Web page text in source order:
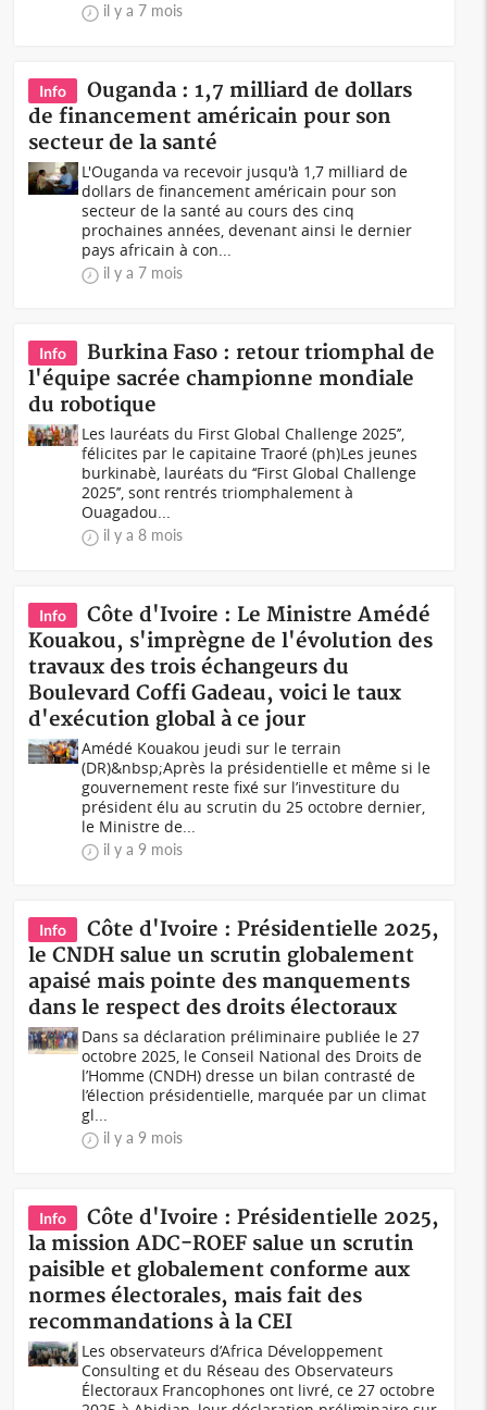
il y a 7 mois
Info
Ouganda : 1,7 milliard de dollars
de financement américain pour son
secteur de la santé
L'Ouganda va recevoir jusqu'à 1,7 milliard de
dollars de financement américain pour son
secteur de la santé au cours des cinq
prochaines années, devenant ainsi le dernier
pays africain à con...
il y a 7 mois
Info
Burkina Faso : retour triomphal de
l'équipe sacrée championne mondiale
du robotique
Les lauréats du First Global Challenge 2025’’,
félicites par le capitaine Traoré (ph)Les jeunes
burkinabè, lauréats du ‘‘First Global Challenge
2025’’, sont rentrés triomphalement à
Ouagadou...
il y a 8 mois
Info
Côte d'Ivoire : Le Ministre Amédé
Kouakou, s'imprègne de l'évolution des
travaux des trois échangeurs du
Boulevard Coffi Gadeau, voici le taux
d'exécution global à ce jour
Amédé Kouakou jeudi sur le terrain
(DR)&nbsp;Après la présidentielle et même si le
gouvernement reste fixé sur l’investiture du
président élu au scrutin du 25 octobre dernier,
le Ministre de...
il y a 9 mois
Info
Côte d'Ivoire : Présidentielle 2025,
le CNDH salue un scrutin globalement
apaisé mais pointe des manquements
dans le respect des droits électoraux
Dans sa déclaration préliminaire publiée le 27
octobre 2025, le Conseil National des Droits de
l’Homme (CNDH) dresse un bilan contrasté de
l’élection présidentielle, marquée par un climat
gl...
il y a 9 mois
Info
Côte d'Ivoire : Présidentielle 2025,
la mission ADC-ROEF salue un scrutin
paisible et globalement conforme aux
normes électorales, mais fait des
recommandations à la CEI
Les observateurs d’Africa Développement
Consulting et du Réseau des Observateurs
Électoraux Francophones ont livré, ce 27 octobre